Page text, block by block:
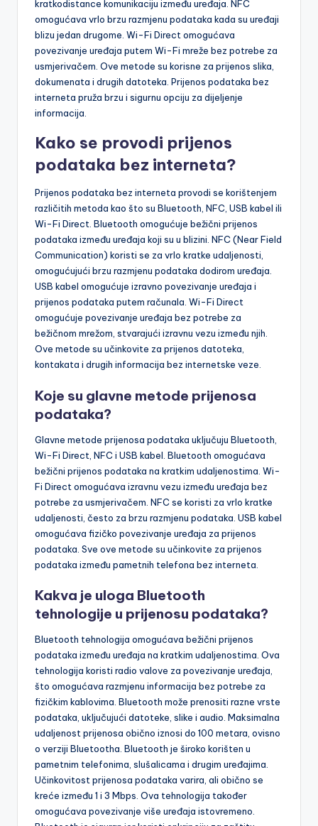
kratkodistance komunikaciju između uređaja. NFC
omogućava vrlo brzu razmjenu podataka kada su uređaji
blizu jedan drugome. Wi-Fi Direct omogućava
povezivanje uređaja putem Wi-Fi mreže bez potrebe za
usmjerivačem. Ove metode su korisne za prijenos slika,
dokumenata i drugih datoteka. Prijenos podataka bez
interneta pruža brzu i sigurnu opciju za dijeljenje
informacija.
Kako se provodi prijenos
podataka bez interneta?
Prijenos podataka bez interneta provodi se korištenjem
različitih metoda kao što su Bluetooth, NFC, USB kabel ili
Wi-Fi Direct. Bluetooth omogućuje bežični prijenos
podataka između uređaja koji su u blizini. NFC (Near Field
Communication) koristi se za vrlo kratke udaljenosti,
omogućujući brzu razmjenu podataka dodirom uređaja.
USB kabel omogućuje izravno povezivanje uređaja i
prijenos podataka putem računala. Wi-Fi Direct
omogućuje povezivanje uređaja bez potrebe za
bežičnom mrežom, stvarajući izravnu vezu između njih.
Ove metode su učinkovite za prijenos datoteka,
kontakata i drugih informacija bez internetske veze.
Koje su glavne metode prijenosa
podataka?
Glavne metode prijenosa podataka uključuju Bluetooth,
Wi-Fi Direct, NFC i USB kabel. Bluetooth omogućava
bežični prijenos podataka na kratkim udaljenostima. Wi-
Fi Direct omogućava izravnu vezu između uređaja bez
potrebe za usmjerivačem. NFC se koristi za vrlo kratke
udaljenosti, često za brzu razmjenu podataka. USB kabel
omogućava fizičko povezivanje uređaja za prijenos
podataka. Sve ove metode su učinkovite za prijenos
podataka između pametnih telefona bez interneta.
Kakva je uloga Bluetooth
tehnologije u prijenosu podataka?
Bluetooth tehnologija omogućava bežični prijenos
podataka između uređaja na kratkim udaljenostima. Ova
tehnologija koristi radio valove za povezivanje uređaja,
što omogućava razmjenu informacija bez potrebe za
fizičkim kablovima. Bluetooth može prenositi razne vrste
podataka, uključujući datoteke, slike i audio. Maksimalna
udaljenost prijenosa obično iznosi do 100 metara, ovisno
o verziji Bluetootha. Bluetooth je široko korišten u
pametnim telefonima, slušalicama i drugim uređajima.
Učinkovitost prijenosa podataka varira, ali obično se
kreće između 1 i 3 Mbps. Ova tehnologija također
omogućava povezivanje više uređaja istovremeno.